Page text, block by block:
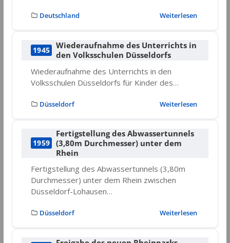
Deutschland Weiterlesen
1945
Wiederaufnahme des Unterrichts in
den Volksschulen Düsseldorfs
Wiederaufnahme des Unterrichts in den
Volksschulen Düsseldorfs für Kinder des…
Düsseldorf Weiterlesen
1959
Fertigstellung des Abwassertunnels
(3,80m Durchmesser) unter dem
Rhein
Fertigstellung des Abwassertunnels (3,80m
Durchmesser) unter dem Rhein zwischen
Düsseldorf-Lohausen…
Düsseldorf Weiterlesen